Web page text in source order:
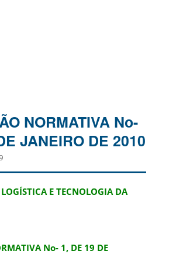
NORMATIVA No-
JANEIRO DE 2010
LOGÍSTICA E TECNOLOGIA DA
No- 1, DE 19 DE